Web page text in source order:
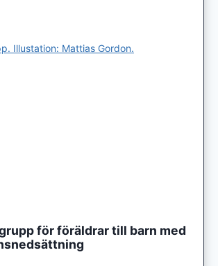
för föräldrar till barn med